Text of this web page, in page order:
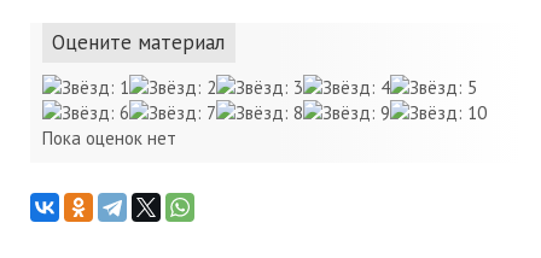
Оцените материал
Пока оценок нет